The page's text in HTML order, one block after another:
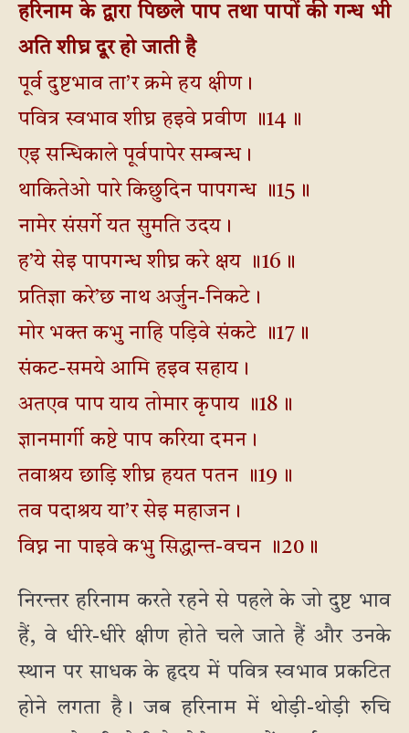
हरिनाम के द्वारा पिछले पाप तथा पापों की गन्ध भी
अति शीघ्र दूर हो जाती है
पूर्व दुष्टभाव ता’र क्रमे हय क्षीण।
पवित्र स्वभाव शीघ्र हइवे प्रवीण ॥14॥
एइ सन्धिकाले पूर्वपापेर सम्बन्ध।
थाकितेओ पारे किछुदिन पापगन्ध ॥15॥
नामेर संसर्गे यत सुमति उदय।
ह’ये सेइ पापगन्ध शीघ्र करे क्षय ॥16॥
प्रतिज्ञा करे’छ नाथ अर्जुन-निकटे।
मोर भक्त कभु नाहि पड़िवे संकटे ॥17॥
संकट-समये आमि हइव सहाय।
अतएव पाप याय तोमार कृपाय ॥18॥
ज्ञानमार्गी कष्टे पाप करिया दमन।
तवाश्रय छाड़ि शीघ्र हयत पतन ॥19॥
तव पदाश्रय या’र सेइ महाजन।
विघ्न ना पाइवे कभु सिद्धान्त-वचन ॥20॥
निरन्तर हरिनाम करते रहने से पहले के जो दुष्ट भाव
हैं, वे धीरे-धीरे क्षीण होते चले जाते हैं और उनके
स्थान पर साधक के हृदय में पवित्र स्वभाव प्रकटित
होने लगता है। जब हरिनाम में थोड़ी-थोड़ी रुचि